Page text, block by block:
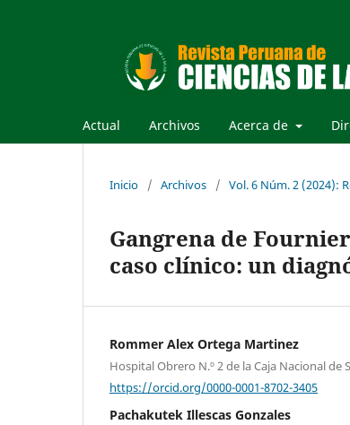
Actual Archivos Acerca de
Inicio / Archivos / Vol. 6 Núm. 2 (2024):
Gangrena de
caso clínico: un
Rommer Alex Ortega Martinez
Hospital Obrero N.º 2 de la Caja Nacional de
https://orcid.org/0000-0001-8702-3405
Pachakutek Illescas Gonzales